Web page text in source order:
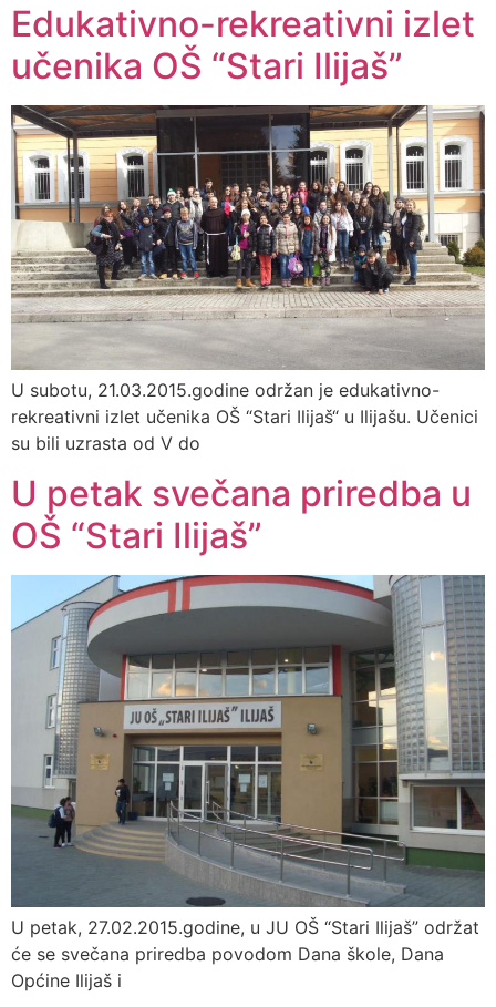
Edukativno-rekreativni izlet
učenika OŠ “Stari Ilijaš”
U subotu, 21.03.2015.godine održan je edukativno-
rekreativni izlet učenika OŠ “Stari Ilijaš“ u Ilijašu. Učenici
su bili uzrasta od V do
U petak svečana priredba u
OŠ “Stari Ilijaš”
U petak, 27.02.2015.godine, u JU OŠ “Stari Ilijaš” održat
će se svečana priredba povodom Dana škole, Dana
Općine Ilijaš i